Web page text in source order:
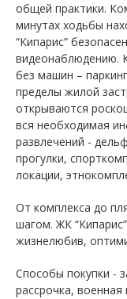
общей практики.
минутах ходьбы
“Кипарис”
видеонаблюдению.
без машин –
пределы жилой
открываются
вся необходимая
развлечений -
прогулки,
локации,
От комплекса до
шагом. ЖК
жизнелюбив,
Способы покупки -
рассрочка, военная